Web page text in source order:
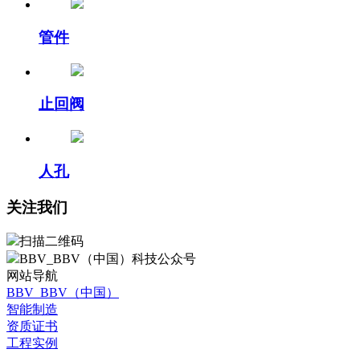
管件
止回阀
人孔
关注我们
扫描二维码
BBV_BBV（中国）科技公众号
网站导航
BBV_BBV（中国）
智能制造
资质证书
工程实例